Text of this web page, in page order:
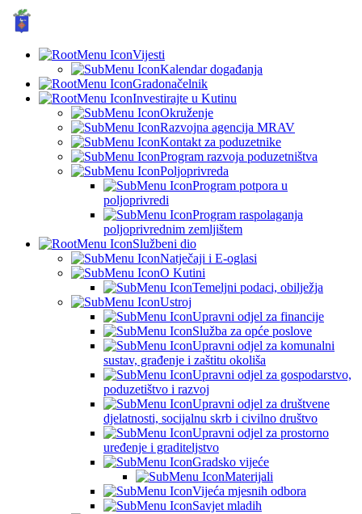
Vijesti
Kalendar događanja
Gradonačelnik
Investirajte u Kutinu
Okruženje
Razvojna agencija MRAV
Kontakt za poduzetnike
Program razvoja poduzetništva
Poljoprivreda
Program potpora u
poljoprivredi
Program raspolaganja
poljoprivrednim zemljištem
Službeni dio
Natječaji i E-oglasi
O Kutini
Temeljni podaci, obilježja
Ustroj
Upravni odjel za financije
Služba za opće poslove
Upravni odjel za komunalni
sustav, građenje i zaštitu okoliša
Upravni odjel za gospodarstvo,
poduzetištvo i razvoj
Upravni odjel za društvene
djelatnosti, socijalnu skrb i civilno društvo
Upravni odjel za prostorno
uređenje i graditeljstvo
Gradsko vijeće
Materijali
Vijeća mjesnih odbora
Savjet mladih